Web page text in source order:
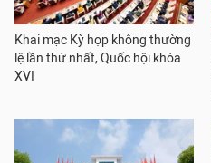
Khai mạc Kỳ họp không thường
lệ lần thứ nhất, Quốc hội khóa
XVI